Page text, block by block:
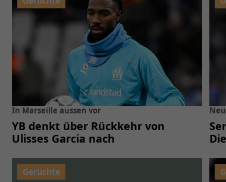
In Marseille aussen vor
YB denkt über Rückkehr von
Ulisses Garcia nach